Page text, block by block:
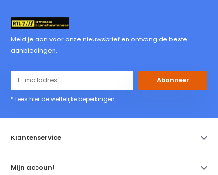
Meld je aan voor onze nieuwsbrief en ontvang de beste
aanbiedingen.
Abonneer
* Lees hier de wettelijke beperkingen
Klantenservice
Mijn account